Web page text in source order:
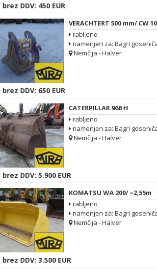
brez DDV: 450 EUR
VERACHTERT 500 mm/ CW 10
rabljeno
namenjen za: Bagri
Nemčija - Halver
brez DDV: 650 EUR
CATERPILLAR 966 H
rabljeno
namenjen za: Bagri
Nemčija - Halver
brez DDV: 5.900 EUR
KOMATSU WA 200/ ~2,55m
rabljeno
namenjen za: Bagri
Nemčija - Halver
brez DDV: 3.500 EUR